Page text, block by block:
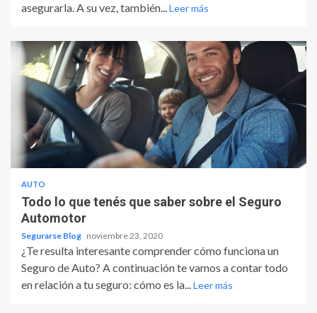
asegurarla. A su vez, también...Leer más
AUTO
Todo lo que tenés que saber sobre el Seguro
Automotor
Segurarse Blog noviembre 23, 2020
¿Te resulta interesante comprender cómo funciona un
Seguro de Auto? A continuación te vamos a contar todo
en relación a tu seguro: cómo es la...Leer más